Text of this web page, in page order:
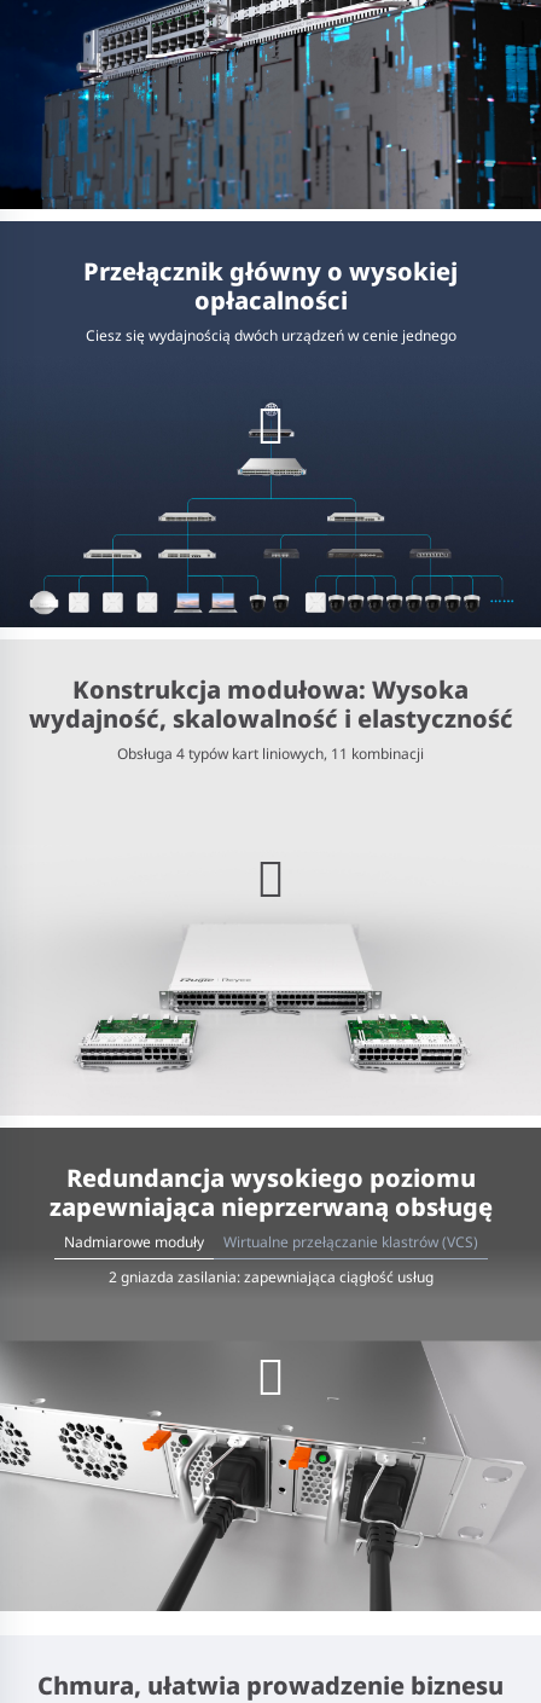
Przełącznik główny o wysokiej
opłacalności
Ciesz się wydajnością dwóch urządzeń w cenie jednego
Konstrukcja modułowa: Wysoka
wydajność, skalowalność i elastyczność
Obsługa 4 typów kart liniowych, 11 kombinacji
Redundancja wysokiego poziomu
zapewniająca nieprzerwaną obsługę
Nadmiarowe moduły
Wirtualne przełączanie klastrów (VCS)
2 gniazda zasilania: zapewniająca ciągłość usług
Chmura, ułatwia prowadzenie biznesu